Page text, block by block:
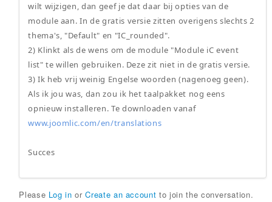
wilt wijzigen, dan geef je dat daar bij opties van de
module aan. In de gratis versie zitten overigens slechts 2
thema's, "Default" en "IC_rounded".
2) Klinkt als de wens om de module "Module iC event
list" te willen gebruiken. Deze zit niet in de gratis versie.
3) Ik heb vrij weinig Engelse woorden (nagenoeg geen).
Als ik jou was, dan zou ik het taalpakket nog eens
opnieuw installeren. Te downloaden vanaf
www.joomlic.com/en/translations
Succes
Please Log in orCreate an account to join the conversation.